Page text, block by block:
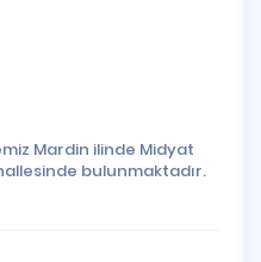
Mardin ilinde Midyat
bulunmaktadır.